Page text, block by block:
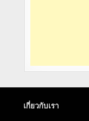
เกี่ยวกับเรา